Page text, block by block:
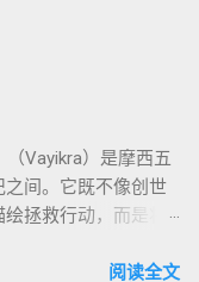
Vayikra）是摩西五
间。它既不像创世
拯救行动，而是将
的临在如何规范人类
阅读全文